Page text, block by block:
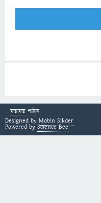
মতামত পাঠান
Designed by Mobin Sikder
Powered by Science Bee